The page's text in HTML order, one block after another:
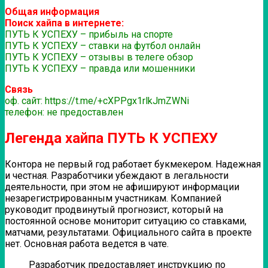
Общая информация
Поиск хайпа в интернете:
ПУТЬ К УСПЕХУ – прибыль на спорте
ПУТЬ К УСПЕХУ – ставки на футбол онлайн
ПУТЬ К УСПЕХУ – отзывы в телеге обзор
ПУТЬ К УСПЕХУ – правда или мошенники
Связь
оф. сайт: https://t.me/+cXPPgx1rlkJmZWNi
телефон: не предоставлен
Легенда хайпа ПУТЬ К УСПЕХУ
Контора не первый год работает букмекером. Надежная
и честная. Разработчики убеждают в легальности
деятельности, при этом не афишируют информации
незарегистрированным участникам. Компанией
руководит продвинутый прогнозист, который на
постоянной основе мониторит ситуацию со ставками,
матчами, результатами. Официального сайта в проекте
нет. Основная работа ведется в чате.
Разработчик предоставляет инструкцию по